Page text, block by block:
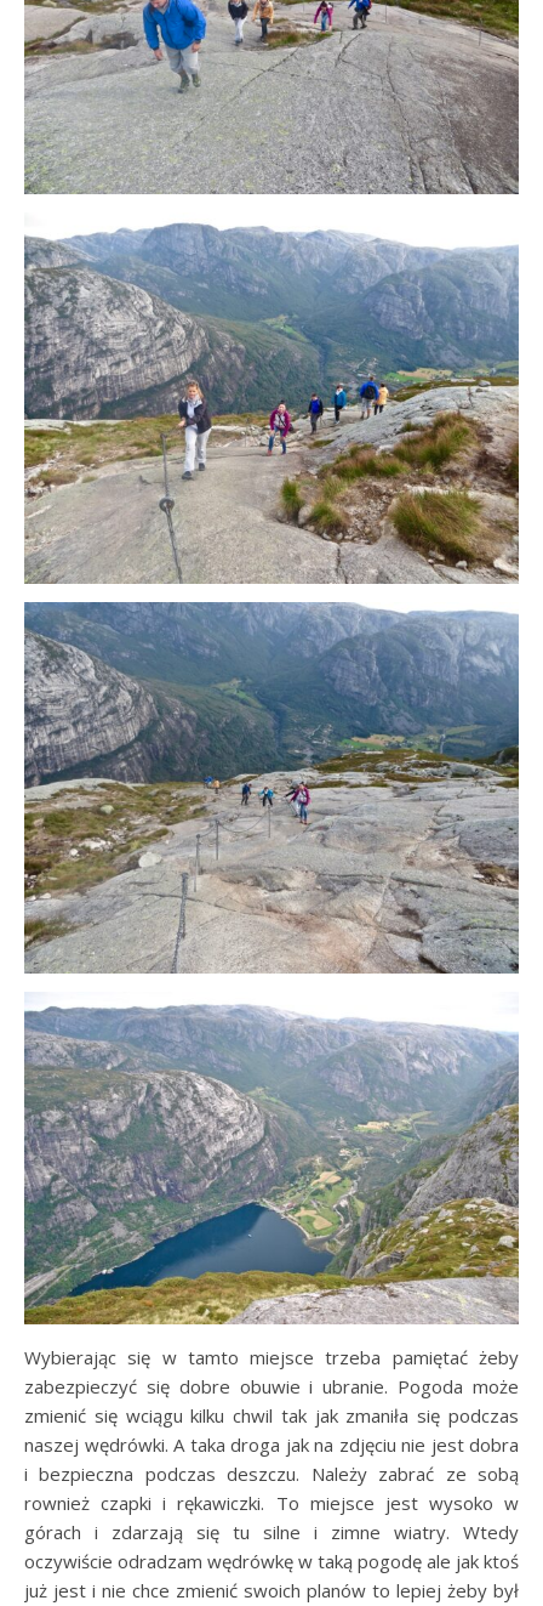
Wybierając się w tamto miejsce trzeba pamiętać żeby
zabezpieczyć się dobre obuwie i ubranie. Pogoda może
zmienić się wciągu kilku chwil tak jak zmaniła się podczas
naszej wędrówki. A taka droga jak na zdjęciu nie jest dobra
i bezpieczna podczas deszczu. Należy zabrać ze sobą
rownież czapki i rękawiczki. To miejsce jest wysoko w
górach i zdarzają się tu silne i zimne wiatry. Wtedy
oczywiście odradzam wędrówkę w taką pogodę ale jak ktoś
już jest i nie chce zmienić swoich planów to lepiej żeby był